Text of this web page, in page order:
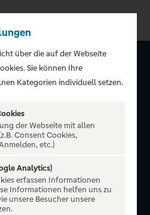
Ehrenfeld
65, 50825 Köln
über die auf der Webseite
Sie können Ihre
Kategorien individuell setzen.
der Webseite mit allen
Consent Cookies,
etc.)
Analytics)
erfassen Informationen
Informationen helfen uns zu
unsere Besucher unsere